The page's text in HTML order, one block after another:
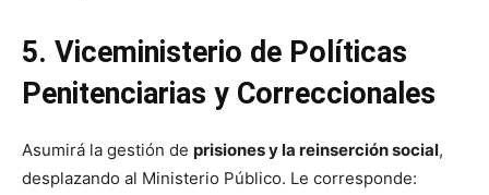
5. Viceministerio de Políticas
Penitenciarias y Correccionales
Asumirá la gestión de prisiones y la reinserción social,
desplazando al Ministerio Público. Le corresponde: